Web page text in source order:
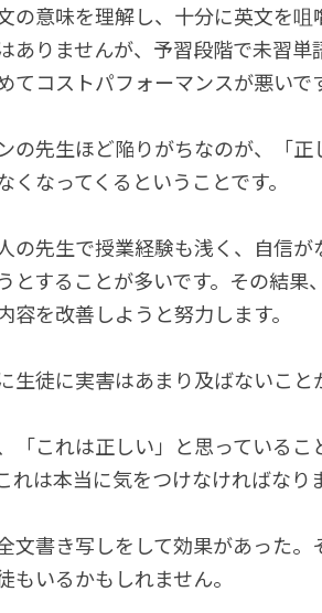
の意味を理解し、十分に英文を
ありませんが、予習段階で未習
てコストパフォーマンスが悪いで
の先生ほど陥りがちなのが、「
くなってくるということです。
の先生で授業経験も浅く、自信
とすることが多いです。その結
容を改善しようと努力します。
生徒に実害はあまり及ばないこと
「これは正しい」と思っている
れは本当に気をつけなければなり
文書き写しをして効果があった
もいるかもしれません。